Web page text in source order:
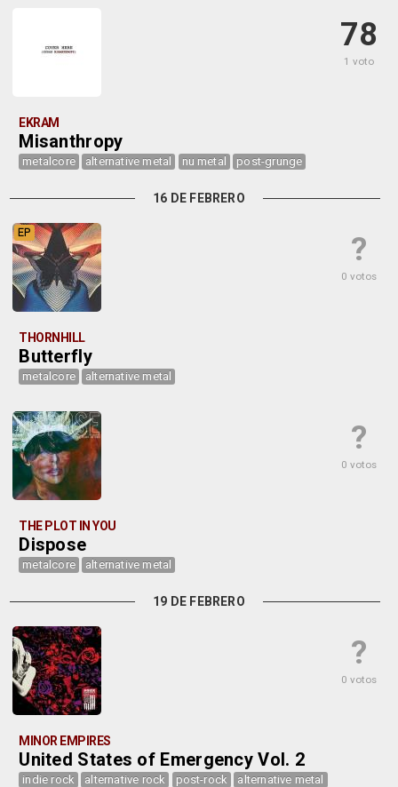
78
1 voto
EKRAM
Misanthropy
metalcore alternative metal nu metal post-grunge
16 DE FEBRERO
?
0 votos
EP
THORNHILL
Butterfly
metalcore alternative metal
?
0 votos
THE PLOT IN YOU
Dispose
metalcore alternative metal
19 DE FEBRERO
?
0 votos
MINOR EMPIRES
United States of Emergency Vol. 2
indie rock alternative rock post-rock alternative metal